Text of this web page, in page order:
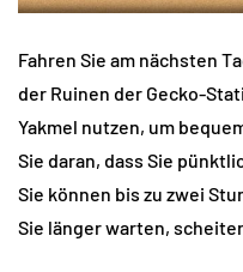
Fahren Sie am nächsten
der Ruinen der Gecko-
Yakmel nutzen, um
Sie daran, dass Sie
Sie können bis zu zwei
Sie länger warten,